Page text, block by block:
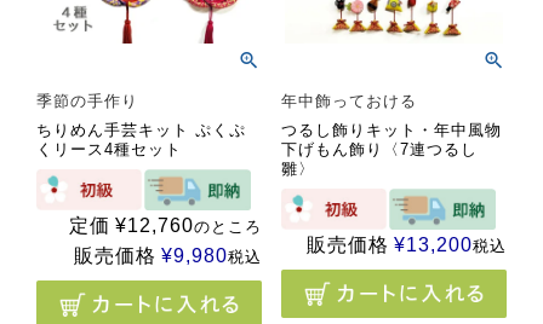
季節の手作り
ちりめん手芸キット ぷくぷ
くリース4種セット
定価 ¥12,760のところ
販売価格 ¥9,980税込
年中飾っておける
つるし飾りキット・年中風物
下げもん飾り〈7連つるし
雛〉
販売価格 ¥13,200税込